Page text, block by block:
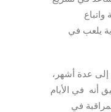
واتباع
يلعب في
إلى عدة أشهر،
أنه في الأيام
في